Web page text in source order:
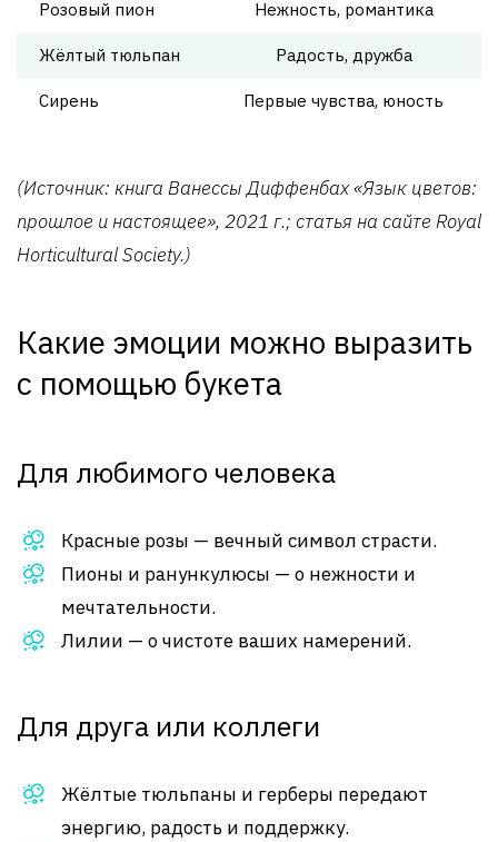
Розовый пион Нежность, романтика
Жёлтый тюльпан Радость, дружба
Сирень Первые чувства, юность
(Источник: книга Ванессы Диффенбах «Язык цветов:
прошлое и настоящее», 2021 г.; статья на сайте Royal
Horticultural Society.)
Какие эмоции можно выразить
с помощью букета
Для любимого человека
Красные розы — вечный символ страсти.
Пионы и ранункулюсы — о нежности и
мечтательности.
Лилии — о чистоте ваших намерений.
Для друга или коллеги
Жёлтые тюльпаны и герберы передают
энергию, радость и поддержку.